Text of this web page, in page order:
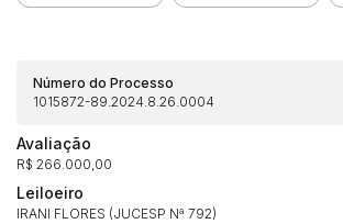
Número do Processo
1015872-89.2024.8.26.0004
Avaliação
R$ 266.000,00
Leiloeiro
IRANI FLORES (JUCESP Nª 792)